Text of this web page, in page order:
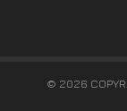
© 2026